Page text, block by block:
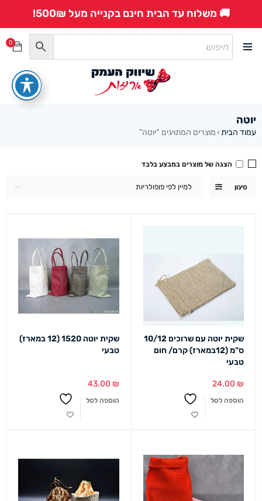
🚚 משלוח עד הבית חינם בקנייה מעל 500₪!
0
יוטה
עמוד הבית › מוצרים המתויגים “יוטה”
סינון למיין לפי פופולריות
הצגה של מוצרים במבצע בלבד
שקית יוטה עם שרוכים 10/12
ס"מ (12במארז) קרם/ חום
טבעי
24.00 ₪
הוספה לסל
שקית יוטה 1520 (12 במארז)
טבעי
43.00 ₪
הוספה לסל